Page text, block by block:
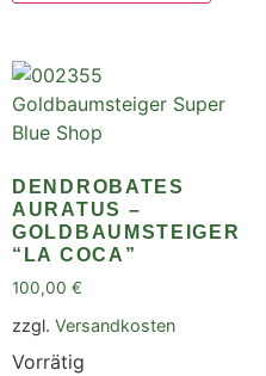
DENDROBATES
AURATUS –
GOLDBAUMSTEIGER
“LA COCA”
100,00 €
zzgl. Versandkosten
Vorrätig